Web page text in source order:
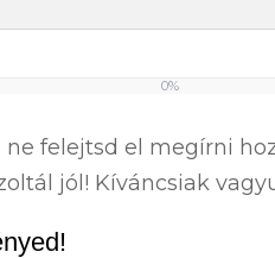
0%
felejtsd el megírni
jól! Kíváncsiak